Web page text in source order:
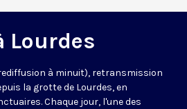
Lourdes
à minuit), retransmission
la grotte de Lourdes, en
Chaque jour, l'une des